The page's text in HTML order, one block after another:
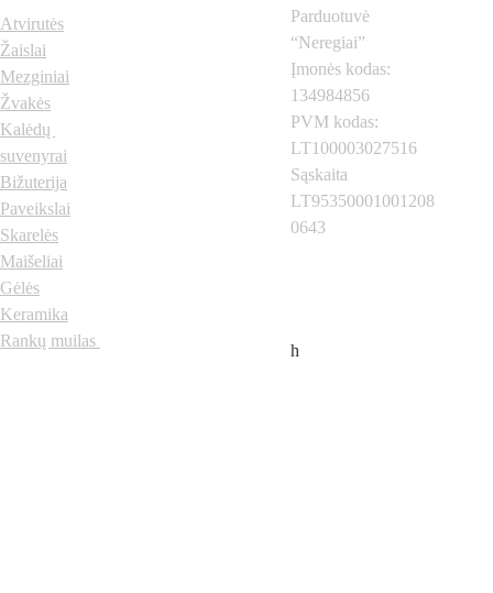
Parduotuvė
“Neregiai”
Įmonės kodas:
134984856
PVM kodas:
LT100003027516
Sąskaita
LT95350001001208
0643
h
Atvirutės
Žaislai
Mezginiai
Žvakės
Kalėdų
suvenyrai
Bižuterija
Paveikslai
Skarelės
Maišeliai
Gėlės
Keramika
Rankų muilas